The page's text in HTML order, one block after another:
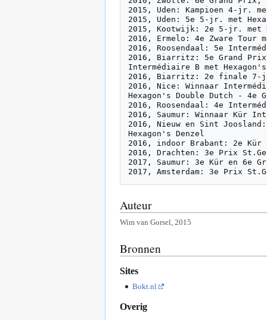
2015, Uden: Kampioen 4-jr.
2015, Uden: 5e 5-jr. met
2015, Kootwijk: 2e 5-jr. met
2016, Ermelo: 4e Zware Tour
2016, Roosendaal: 5e
2016, Biarritz: 5e Grand Prix
Intermédiaire B met
2016, Biarritz: 2e finale 7-
2016, Nice: Winnaar
Hexagon's Double Dutch - 4e
2016, Roosendaal: 4e
2016, Saumur: Winnaar Kür
2016, Nieuw en Sint
Hexagon's Denzel
2016, indoor Brabant: 2e Kür
2016, Drachten: 3e Prix
2017, Saumur: 3e Kür en 6e
Auteur
Wim van Gorsel, 2015
Bronnen
Sites
Bokt.nl
Overig